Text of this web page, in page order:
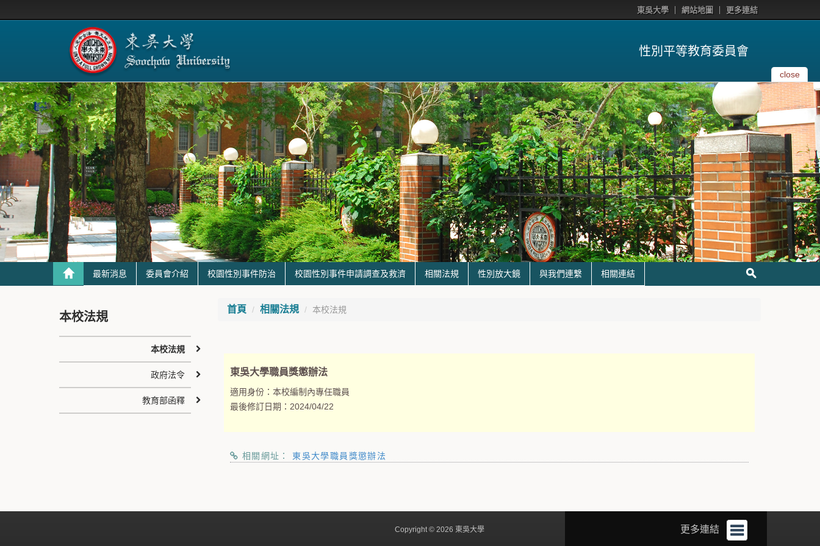
東吳大學 網站地圖 更多連結
性別平等教育委員會
close
最新消息 委員會介紹 校園性別事件防治 校園性別事件申請調查及救濟 相關法規 性別放大鏡 與我們連繫 相關連結
首頁 相關法規 本校法規
東吳大學職員獎懲辦法
適用身份： 本校編制內專任職員
最後修訂日期： 2024/04/22
相關網址： 東吳大學職員獎懲辦法
本校法規
本校法規
政府法令
教育部函釋
更多連結
Copyright © 2026 東吳大學